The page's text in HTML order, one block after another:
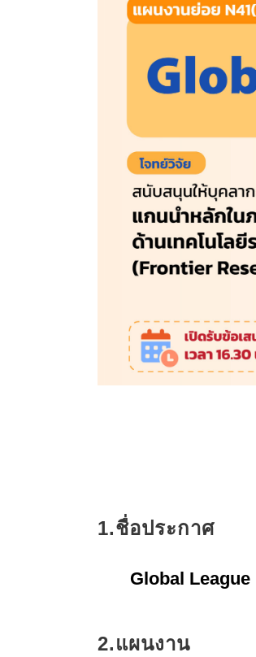
1.ชื่อประกาศ
Global League
2.แผนงาน